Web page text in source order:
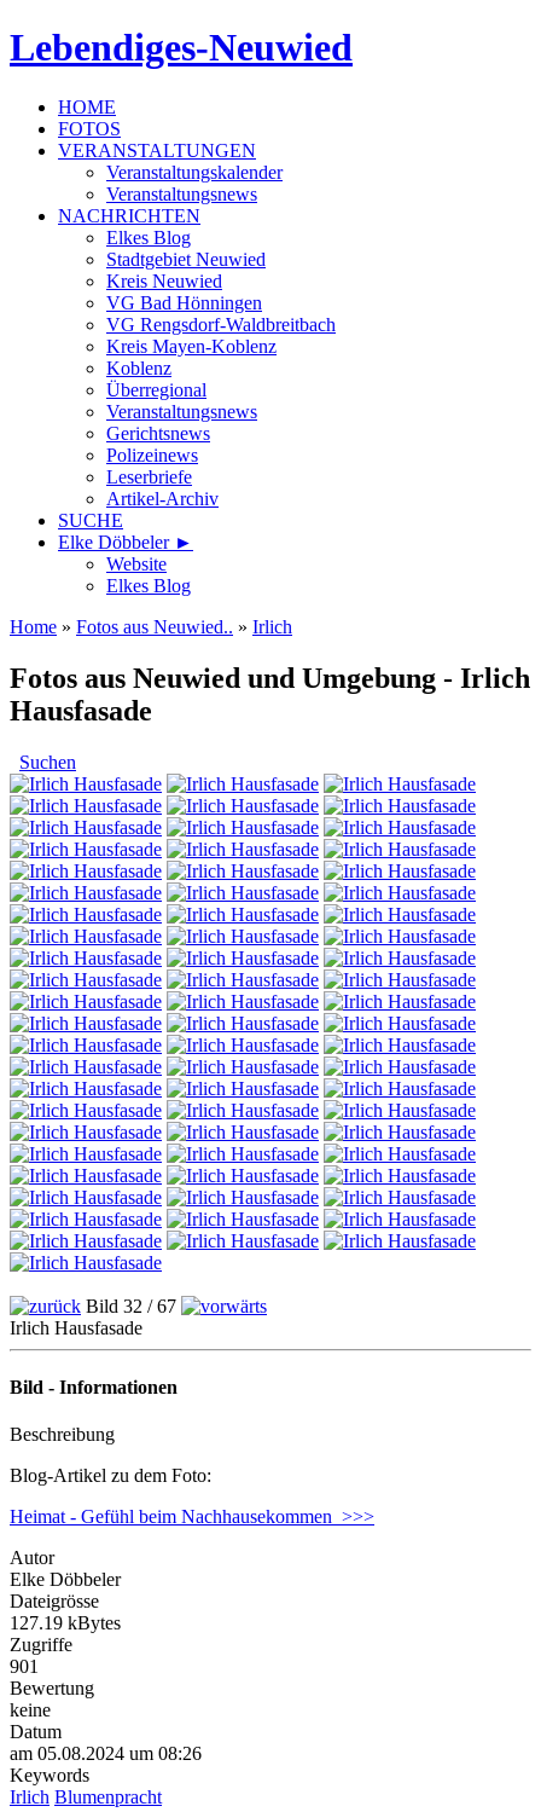
Lebendiges-Neuwied
HOME
FOTOS
VERANSTALTUNGEN
Veranstaltungskalender
Veranstaltungsnews
NACHRICHTEN
Elkes Blog
Stadtgebiet Neuwied
Kreis Neuwied
VG Bad Hönningen
VG Rengsdorf-Waldbreitbach
Kreis Mayen-Koblenz
Koblenz
Überregional
Veranstaltungsnews
Gerichtsnews
Polizeinews
Leserbriefe
Artikel-Archiv
SUCHE
Elke Döbbeler ►
Website
Elkes Blog
Home » Fotos aus Neuwied.. » Irlich
Fotos aus Neuwied und Umgebung - Irlich
Hausfasade
Suchen
Bild 32 / 67
Irlich Hausfasade
Bild - Informationen
Beschreibung
Blog-Artikel zu dem Foto:
Heimat - Gefühl beim Nachhausekommen >>>
Autor
Elke Döbbeler
Dateigrösse
127.19 kBytes
Zugriffe
901
Bewertung
keine
Datum
am 05.08.2024 um 08:26
Keywords
Irlich Blumenpracht